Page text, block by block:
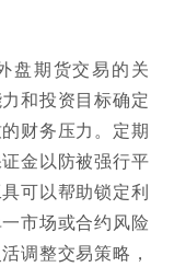
盘期货交易的关
和投资目标确定
财务压力。定期
金以防被强行平
可以帮助锁定利
市场或合约风险
调整交易策略，